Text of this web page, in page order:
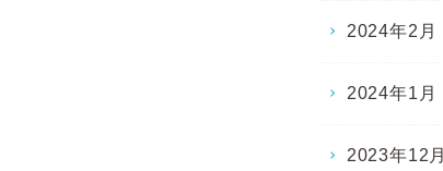
2024年2月
2024年1月
2023年12月